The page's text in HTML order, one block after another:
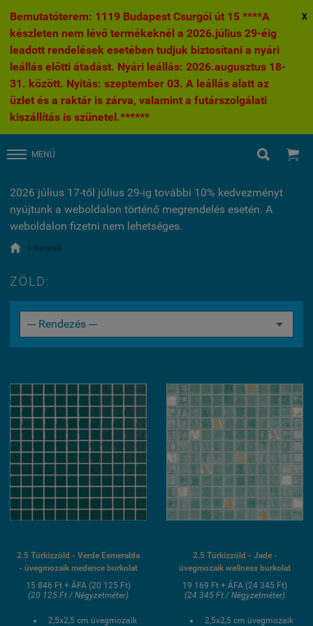
Bemutatóterem: 1119 Budapest Csurgói út 15 ****A
készleten nem lévő termékeknél a 2026.július 29-éig
leadott rendelések esetében tudjuk biztosítani a nyári
leállás előtti átadást. Nyári leállás: 2026.augusztus 18-
31. között. Nyitás: szeptember 03. A leállás alatt az
üzlet és a raktár is zárva, valamint a futárszolgálati
kiszállítás is szünetel.******
X
MENÜ  
2026 július 17-től július 29-ig további 10% kedvezményt
nyújtunk a weboldalon történő megrendelés esetén. A
weboldalon fizetni nem lehetséges.
 » Kereső
ZÖLD:
2.5 Türkizzöld - Verde Esmeralda
- üvegmozaik medence burkolat
15 846 Ft + ÁFA (20 125 Ft)
(20 125 Ft / Négyzetméter)
2,5x2,5 cm üvegmozaik
2.5 Türkizzöld - Jade -
üvegmozaik wellness burkolat
19 169 Ft + ÁFA (24 345 Ft)
(24 345 Ft / Négyzetméter)
2,5x2,5 cm üvegmozaik